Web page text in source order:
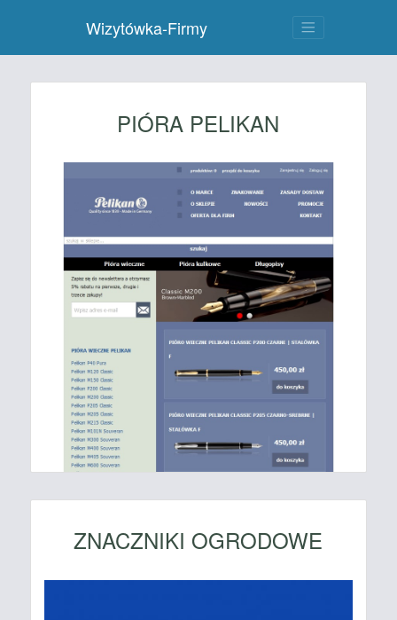
Wizytówka-Firmy
PIÓRA PELIKAN
ZNACZNIKI OGRODOWE